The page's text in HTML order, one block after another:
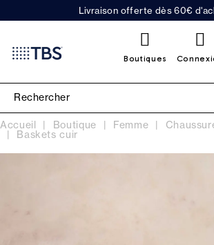
Livraison offerte dès 60€
Boutiques
Accueil Boutique Femme
Baskets cuir